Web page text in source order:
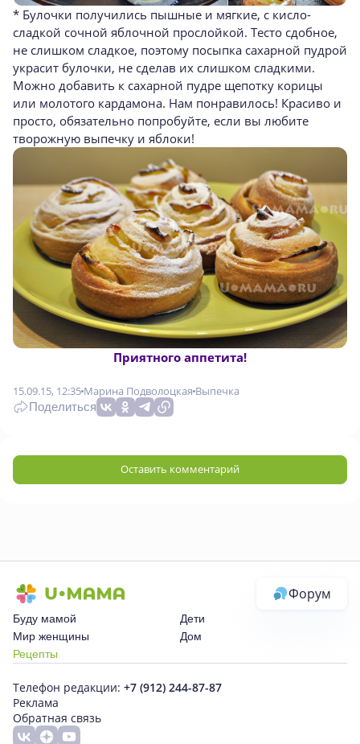
* Булочки получились пышные и мягкие, с кисло-
сладкой сочной яблочной прослойкой. Тесто сдобное,
не слишком сладкое, поэтому посыпка сахарной пудрой
украсит булочки, не сделав их слишком сладкими.
Можно добавить к сахарной пудре щепотку корицы
или молотого кардамона. Нам понравилось! Красиво и
просто, обязательно попробуйте, если вы любите
творожную выпечку и яблоки!
Приятного аппетита!
15.09.15, 12:35 Марина Подволоцкая Выпечка
Поделиться
Оставить комментарий
Форум
Буду мамой
Дети
Мир женщины
Дом
Рецепты
Телефон редакции: +7 (912) 244-87-87
Реклама
Обратная связь